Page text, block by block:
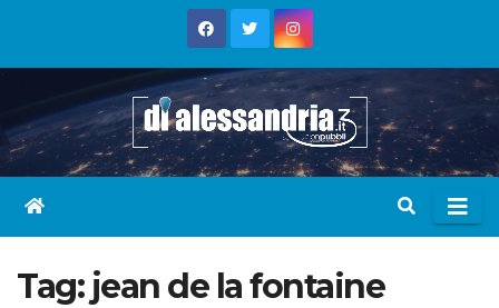
Tag: jean de la fontaine